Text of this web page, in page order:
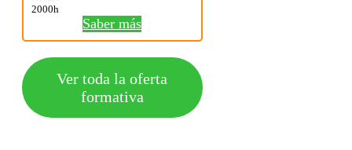
2000h
Saber más
Ver toda la oferta
formativa